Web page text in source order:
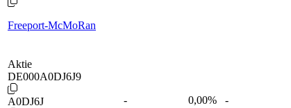
Freeport-McMoRan
Aktie
DE000A0DJ6J9
A0DJ6J - 0,00% -